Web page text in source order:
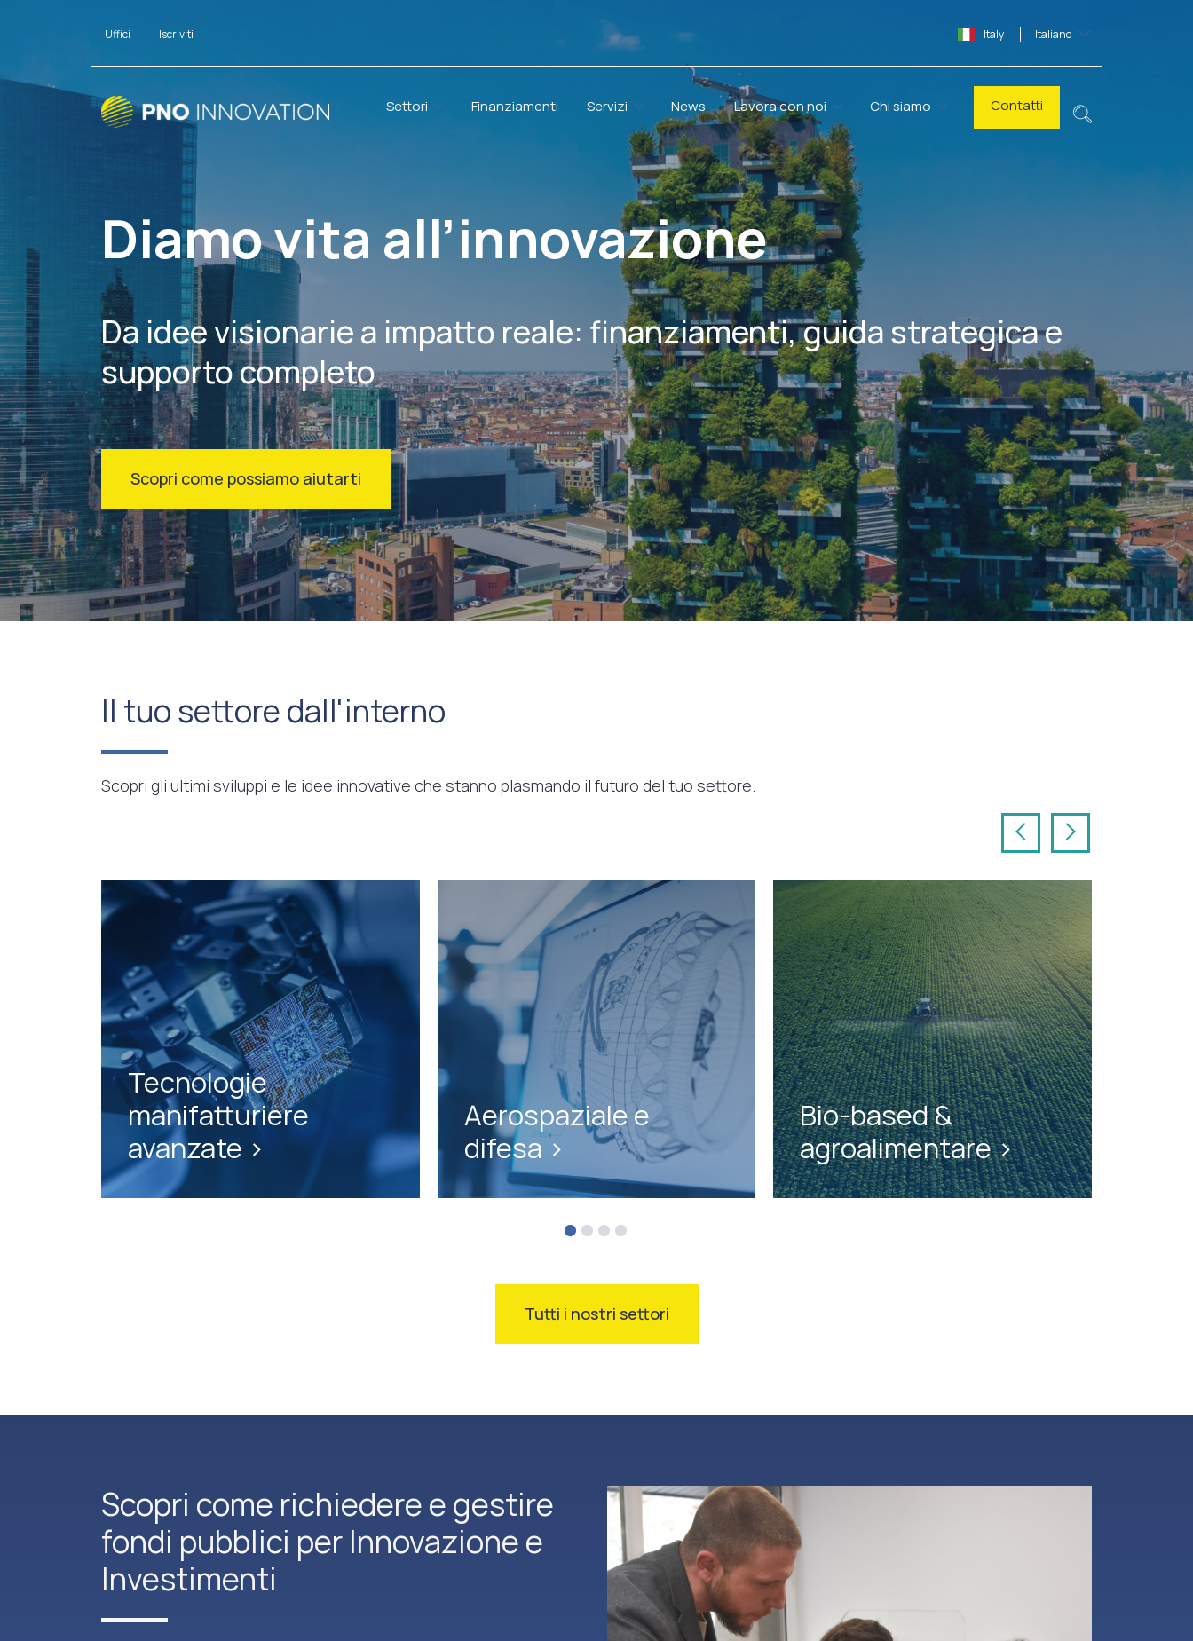
Uffici Iscriviti Italy Italiano
Settori Finanziamenti Servizi News Lavora con noi Chi siamo Contatti
Diamo vita all’innovazione
Da idee visionarie a impatto reale: finanziamenti, guida strategica e
supporto completo
Scopri come possiamo aiutarti
Il tuo settore dall'interno
Scopri gli ultimi sviluppi e le idee innovative che stanno plasmando il futuro del tuo settore.
Precedente
Tecnologie
manifatturiere
avanzate >
Aerospaziale e
difesa >
Bio-based &
agroalimentare >
Tutti i nostri settori
Scopri come richiedere e gestire
fondi pubblici per Innovazione e
Investimenti